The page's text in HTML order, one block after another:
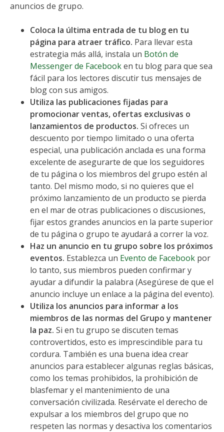
anuncios de grupo.
Coloca la última entrada de tu blog en tu
página para atraer tráfico. Para llevar esta
estrategia más allá, instala un Botón de
Messenger de Facebooken tu blog para que sea
fácil para los lectores discutir tus mensajes de
blog con sus amigos.
Utiliza las publicaciones fijadas para
promocionar ventas, ofertas exclusivas o
lanzamientos de productos. Si ofreces un
descuento por tiempo limitado o una oferta
especial, una publicación anclada es una forma
excelente de asegurarte de que los seguidores
de tu página o los miembros del grupo estén al
tanto. Del mismo modo, si no quieres que el
próximo lanzamiento de un producto se pierda
en el mar de otras publicaciones o discusiones,
fijar estos grandes anuncios en la parte superior
de tu página o grupo te ayudará a correr la voz.
Haz un anuncio en tu grupo sobre los próximos
eventos. Establezca un Evento de Facebook por
lo tanto, sus miembros pueden confirmar y
ayudar a difundir la palabra (Asegúrese de que el
anuncio incluye un enlace a la página del evento).
Utiliza los anuncios para informar a los
miembros de las normas del Grupo y mantener
la paz. Si en tu grupo se discuten temas
controvertidos, esto es imprescindible para tu
cordura. También es una buena idea crear
anuncios para establecer algunas reglas básicas,
como los temas prohibidos, la prohibición de
blasfemar y el mantenimiento de una
conversación civilizada. Resérvate el derecho de
expulsar a los miembros del grupo que no
respeten las normas y desactiva los comentarios